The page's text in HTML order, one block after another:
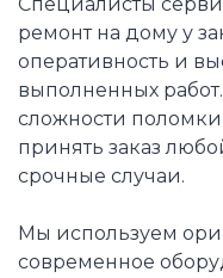
Специалисты
ремонт на дому у
оперативность и
выполненных
сложности
принять заказ
срочные случаи.
Мы используем
современное